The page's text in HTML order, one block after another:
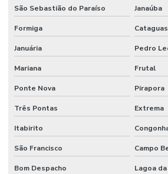
Manutenção E Reparo De Edificações
Manutenção elétrica preventiva
Manutenção de equipamentos industriais
Manutenção de estações de tratamento de
Manutenção e gestão de instalações
Manutenção industrial
Manutenção de infraestrutura empresarial
Manutenção de instalações elétricas
São Sebastião do Paraíso Janaúba
Formiga
Januária Pedro
Mariana Frutal
Ponte Nova Pirapora
Três Pontas Extrema
Itabirito
São Francisco Campo
Bom Despacho Lagoa